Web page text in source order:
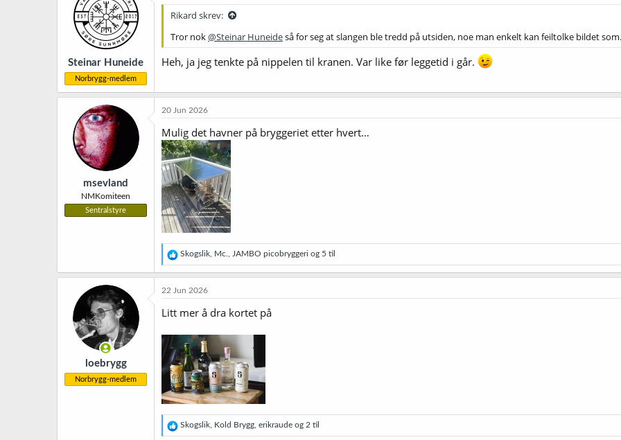
Steinar Huneide
Norbrygg-medlem
Rikard skrev:
Tror nok@Steinar Huneideså for seg at slangen ble tredd på utsiden, noe man enkelt kan feiltolke bildet som.
Heh, ja jeg tenkte på nippelen til kranen. Var like før leggetid i går.
msevland
NMKomiteen
Sentralstyre
20 Jun 2026
Mulig det havner på bryggeriet etter hvert…
R
e
a
o
r
:
Skogslik Mc. JAMBO picobryggeri og 5 til
loebrygg
Norbrygg-medlem
22 Jun 2026
Litt mer å dra kortet på
R
e
Skogslik Kold Brygg erikraude og 2 til